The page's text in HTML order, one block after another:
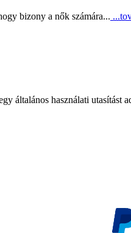
bizony a nők számára...
általános használati utasítást